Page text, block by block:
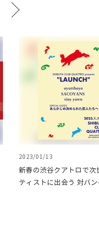
2023/01/13
新春の渋谷クアトロで次
ティストに出会う 対バ